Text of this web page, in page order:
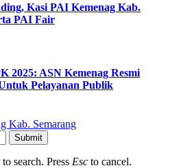
Kasi PAI Kemenag Kab.
PAI Fair
2025: ASN Kemenag Resmi
Pelayanan Publik
Kab. Semarang
Submit
to search. Press Esc to cancel.